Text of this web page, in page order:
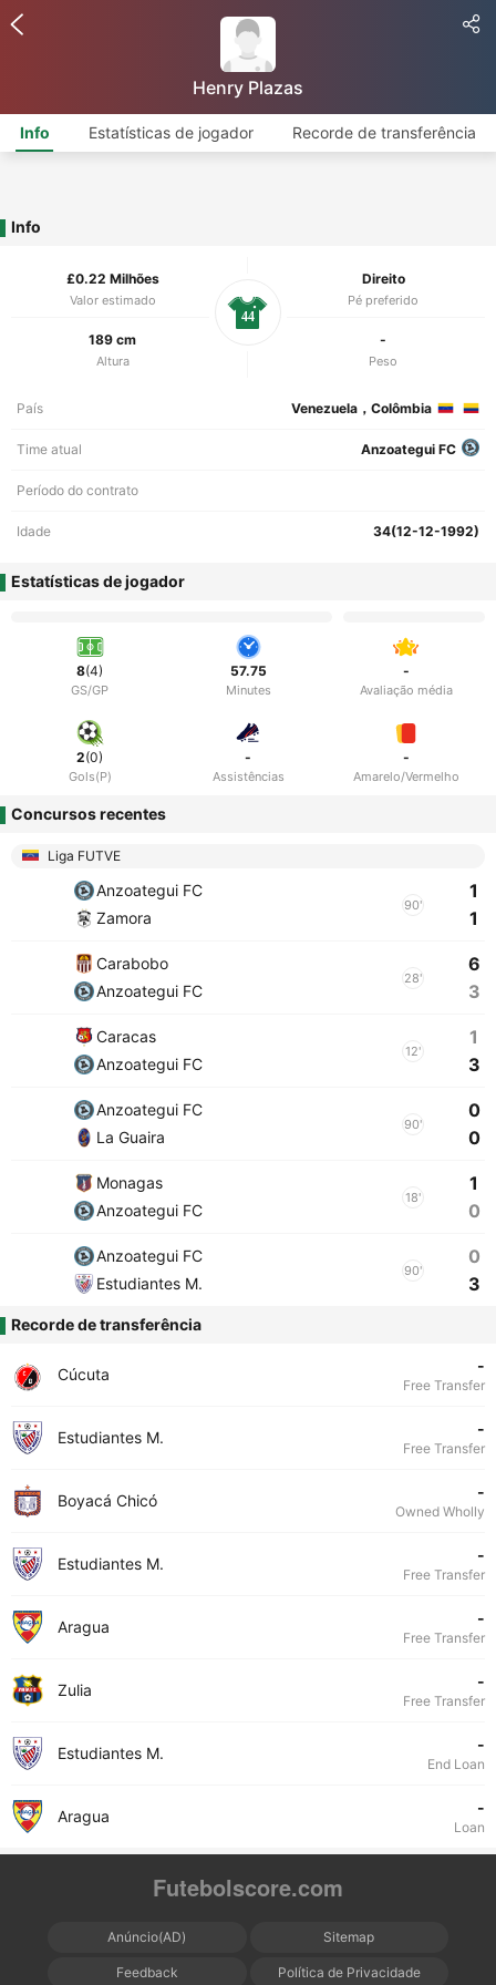
Henry Plazas
Info Estatísticas de jogador Recorde de transferência
Info
£0.22 Milhões
Valor estimado
Direito
Pé preferido
189 cm
Altura
-
Peso
44
País Venezuela，Colômbia
Time atual Anzoategui FC
Período do contrato
Idade 34(12-12-1992)
Estatísticas de jogador
8(4)
GS/GP
57.75
Minutes
-
Avaliação média
2(0)
Gols(P)
-
Assistências
-
Amarelo/Vermelho
Concursos recentes
Liga FUTVE
Anzoategui FC
Zamora
90'
1
1
Carabobo
Anzoategui FC
28'
6
3
Caracas
Anzoategui FC
12'
1
3
Anzoategui FC
La Guaira
90'
0
0
Monagas
Anzoategui FC
18'
1
0
Anzoategui FC
Estudiantes M.
90'
0
3
Recorde de transferência
Cúcuta -
Free Transfer
Estudiantes M. -
Free Transfer
Boyacá Chicó -
Owned Wholly
Estudiantes M. -
Free Transfer
Aragua -
Free Transfer
Zulia -
Free Transfer
Estudiantes M. -
End Loan
Aragua -
Loan
Futebolscore.com
Anúncio(AD) Sitemap
Feedback Política de Privacidade